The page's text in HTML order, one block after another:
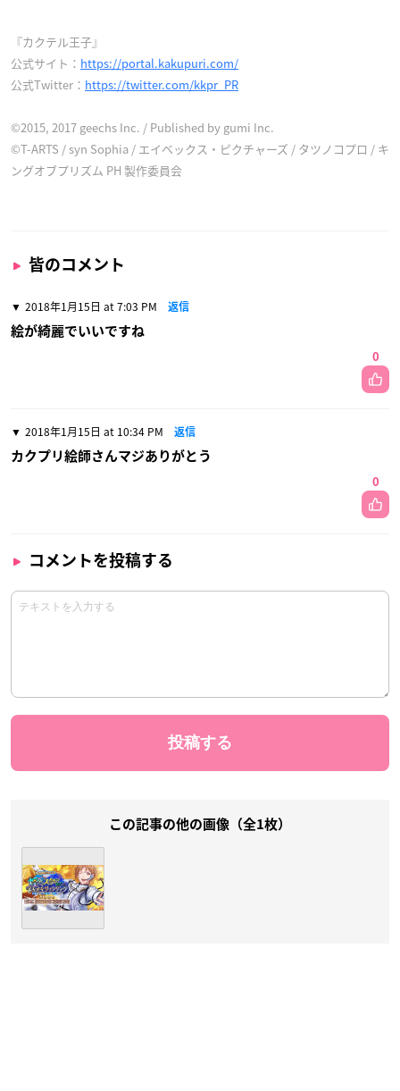
『カクテル王子』
公式サイト： https://portal.kakupuri.com/
公式Twitter： https://twitter.com/kkpr_PR
©2015, 2017 geechs Inc. / Published by gumi Inc.
©T-ARTS / syn Sophia / エイベックス・ピクチャーズ / タツノコプロ / キ
ングオブプリズム PH 製作委員会
皆のコメント
2018年1月15日 at 7:03 PM 返信
絵が綺麗でいいですね
0
2018年1月15日 at 10:34 PM 返信
カクプリ絵師さんマジありがとう
0
コメントを投稿する
この記事の他の画像（全1枚）